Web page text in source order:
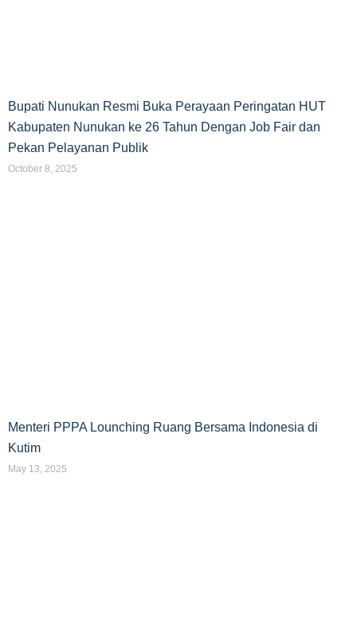
Bupati Nunukan Resmi Buka Perayaan Peringatan HUT
Kabupaten Nunukan ke 26 Tahun Dengan Job Fair dan
Pekan Pelayanan Publik
October 8, 2025
Menteri PPPA Lounching Ruang Bersama Indonesia di
Kutim
May 13, 2025